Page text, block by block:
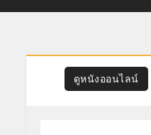
ดูหนังออนไลน์